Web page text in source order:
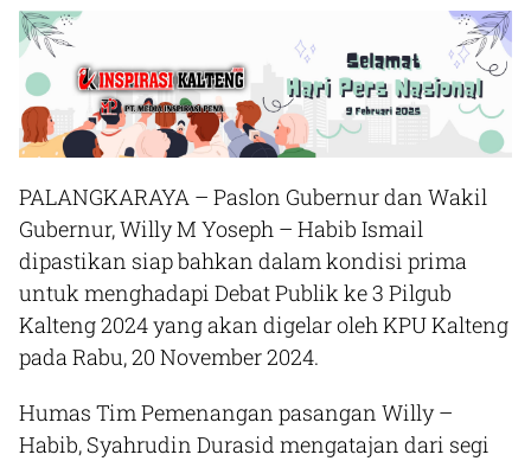
PALANGKARAYA – Paslon Gubernur dan Wakil
Gubernur, Willy M Yoseph – Habib Ismail
dipastikan siap bahkan dalam kondisi prima
untuk menghadapi Debat Publik ke 3 Pilgub
Kalteng 2024 yang akan digelar oleh KPU Kalteng
pada Rabu, 20 November 2024.
Humas Tim Pemenangan pasangan Willy –
Habib, Syahrudin Durasid mengatajan dari segi